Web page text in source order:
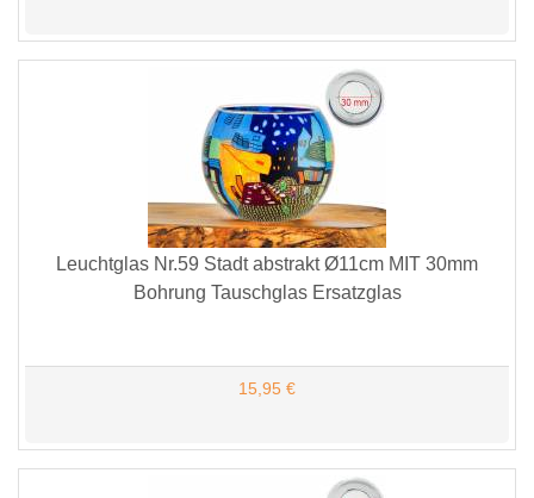
Leuchtglas Nr.59 Stadt abstrakt Ø11cm MIT 30mm
Bohrung Tauschglas Ersatzglas
15,95 €